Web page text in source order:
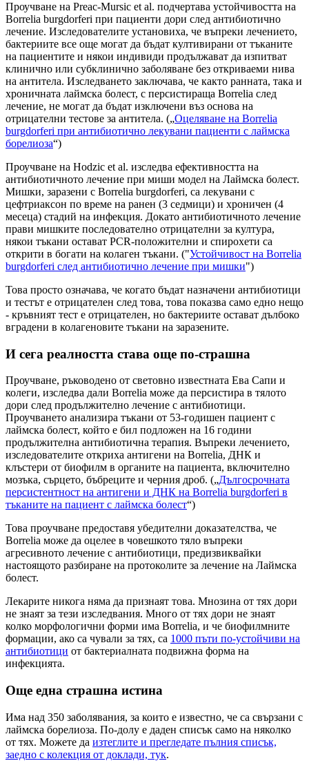
Проучване на Preac-Mursic et al. подчертава устойчивостта на
Borrelia burgdorferi при пациенти дори след антибиотично
лечение. Изследователите установиха, че въпреки лечението,
бактериите все още могат да бъдат култивирани от тъканите
на пациентите и някои индивиди продължават да изпитват
клинично или субклинично заболяване без откриваеми нива
на антитела. Изследването заключава, че както ранната, така и
хроничната лаймска болест, с персистираща Borrelia след
лечение, не могат да бъдат изключени въз основа на
отрицателни тестове за антитела. („Оцеляване на Borrelia
burgdorferi при антибиотично лекувани пациенти с лаймска
борелиоза“)
Проучване на Hodzic et al. изследва ефективността на
антибиотичното лечение при миши модел на Лаймска болест.
Мишки, заразени с Borrelia burgdorferi, са лекувани с
цефтриаксон по време на ранен (3 седмици) и хроничен (4
месеца) стадий на инфекция. Докато антибиотичното лечение
прави мишките последователно отрицателни за култура,
някои тъкани остават PCR-положителни и спирохети са
открити в богати на колаген тъкани. ("Устойчивост на Borrelia
burgdorferi след антибиотично лечение при мишки")
Това просто означава, че когато бъдат назначени антибиотици
и тестът е отрицателен след това, това показва само едно нещо
- кръвният тест е отрицателен, но бактериите остават дълбоко
вградени в колагеновите тъкани на заразените.
И сега реалността става още по-страшна
Проучване, ръководено от световно известната Ева Сапи и
колеги, изследва дали Borrelia може да персистира в тялото
дори след продължително лечение с антибиотици.
Проучването анализира тъкани от 53-годишен пациент с
лаймска болест, който е бил подложен на 16 години
продължителна антибиотична терапия. Въпреки лечението,
изследователите откриха антигени на Borrelia, ДНК и
клъстери от биофилм в органите на пациента, включително
мозъка, сърцето, бъбреците и черния дроб. („Дългосрочната
персистентност на антигени и ДНК на Borrelia burgdorferi в
тъканите на пациент с лаймска болест“)
Това проучване предоставя убедителни доказателства, че
Borrelia може да оцелее в човешкото тяло въпреки
агресивното лечение с антибиотици, предизвиквайки
настоящото разбиране на протоколите за лечение на Лаймска
болест.
Лекарите никога няма да признаят това. Мнозина от тях дори
не знаят за тези изследвания. Много от тях дори не знаят
колко морфологични форми има Borrelia, и че биофилмните
формации, ако са чували за тях, са 1000 пъти по-устойчиви на
антибиотици от бактериалната подвижна форма на
инфекцията.
Още една страшна истина
Има над 350 заболявания, за които е известно, че са свързани с
лаймска борелиоза. По-долу е даден списък само на няколко
от тях. Можете да изтеглите и прегледате пълния списък,
заедно с колекция от доклади, тук.